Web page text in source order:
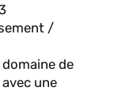
/
de
une